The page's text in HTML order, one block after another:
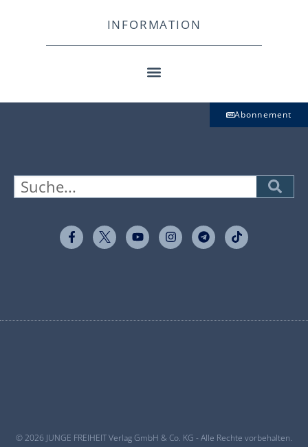
INFORMATION
Abonnement
© 2026 JUNGE FREIHEIT Verlag GmbH & Co. KG - Alle Rechte vorbehalten.